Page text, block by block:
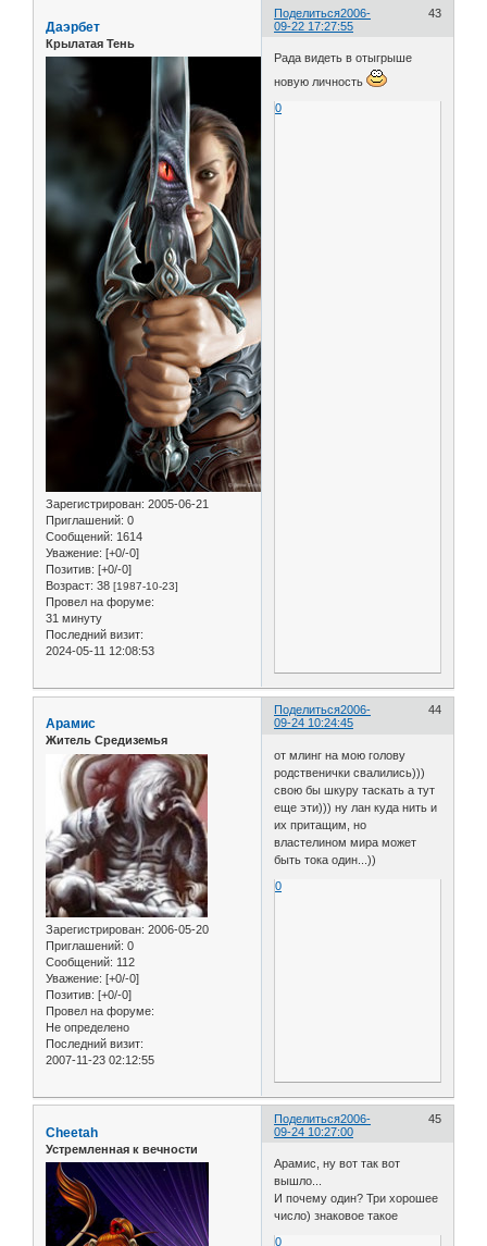
Поделиться 43
2006-
09-22 17:27:55
Даэрбет
Крылатая Тень
Зарегистрирован: 2005-06-21
Приглашений: 0
Сообщений: 1614
Уважение: [+0/-0]
Позитив: [+0/-0]
Возраст: 38 [1987-10-23]
Провел на форуме:
31 минуту
Последний визит:
2024-05-11 12:08:53
Рада видеть в отыгрыше
новую личность
0
Поделиться 44
2006-
09-24 10:24:45
Арамис
Житель Средиземья
Зарегистрирован: 2006-05-20
Приглашений: 0
Сообщений: 112
Уважение: [+0/-0]
Позитив: [+0/-0]
Провел на форуме:
Не определено
Последний визит:
2007-11-23 02:12:55
от млинг на мою голову
родственички свалились)))
свою бы шкуру таскать а тут
еще эти))) ну лан куда нить и
их притащим, но
властелином мира может
быть тока один...))
0
Поделиться 45
2006-
09-24 10:27:00
Cheetah
Устремленная к вечности
Арамис, ну вот так вот
вышло...
И почему один? Три хорошее
число) знаковое такое
0